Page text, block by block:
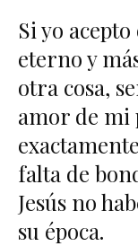
Si yo
eterno y
otra cosa,
amor de
falta de
Jesús no
su época.